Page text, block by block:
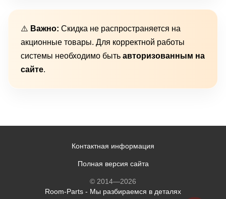
⚠️ Важно: Скидка не распространяется на
акционные товары. Для корректной работы
системы необходимо быть авторизованным на
сайте.
Контактная информация
Полная версия сайта
© 2014—2026
Room-Parts - Мы разбираемся в деталях